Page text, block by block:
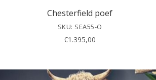
Chesterfield poef
SKU: SEA55-O
€1.395,00